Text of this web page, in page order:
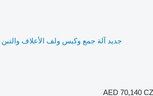
جديد آلة جمع وكبس ولف الأعلاف والتبن
AED 70,140